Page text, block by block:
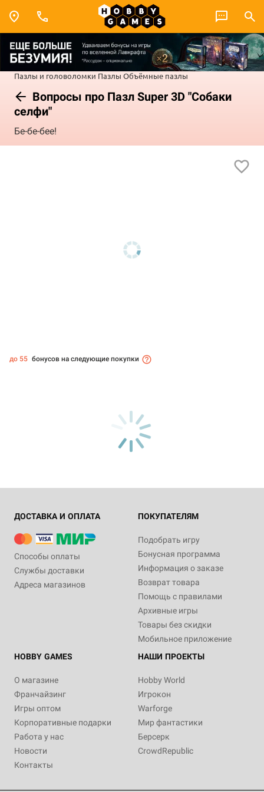
Пазлы и головоломки Пазлы Объёмные пазлы
Вопросы про Пазл Super 3D "Собаки
селфи"
Бе-бе-бее!
до 55 бонусов на следующие покупки
ДОСТАВКА И ОПЛАТА
Способы оплаты
Службы доставки
Адреса магазинов
ПОКУПАТЕЛЯМ
Подобрать игру
Бонусная программа
Информация о заказе
Возврат товара
Помощь с правилами
Архивные игры
Товары без скидки
Мобильное приложение
HOBBY GAMES
О магазине
Франчайзинг
Игры оптом
Корпоративные подарки
Работа у нас
Новости
Контакты
НАШИ ПРОЕКТЫ
Hobby World
Игрокон
Warforge
Мир фантастики
Берсерк
CrowdRepublic